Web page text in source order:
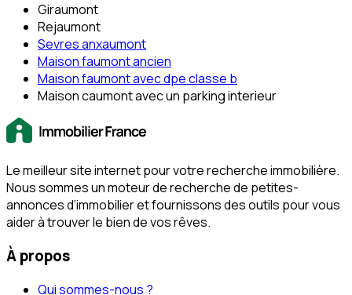
Giraumont
Rejaumont
Sevres anxaumont
Maison faumont ancien
Maison faumont avec dpe classe b
Maison caumont avec un parking interieur
Le meilleur site internet pour votre recherche immobilière.
Nous sommes un moteur de recherche de petites-
annonces d‘immobilier et fournissons des outils pour vous
aider à trouver le bien de vos rêves.
À propos
Qui sommes-nous ?